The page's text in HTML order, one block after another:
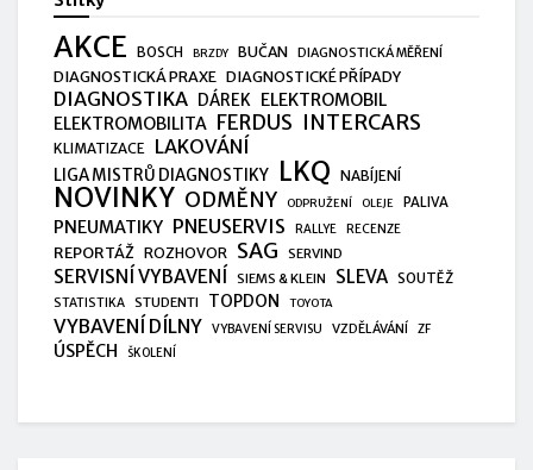
AKCE BOSCH BRZDY BUČAN DIAGNOSTICKÁ MĚŘENÍ
DIAGNOSTICKÁ PRAXE DIAGNOSTICKÉ PŘÍPADY
DIAGNOSTIKA DÁREK ELEKTROMOBIL
ELEKTROMOBILITA FERDUS INTERCARS
KLIMATIZACE LAKOVÁNÍ
LIGA MISTRŮ DIAGNOSTIKY LKQ NABÍJENÍ
NOVINKY ODMĚNY ODPRUŽENÍ OLEJE PALIVA
PNEUMATIKY PNEUSERVIS RALLYE RECENZE
REPORTÁŽ ROZHOVOR SAG SERVIND
SERVISNÍ VYBAVENÍ SIEMS & KLEIN SLEVA SOUTĚŽ
STATISTIKA STUDENTI TOPDON TOYOTA
VYBAVENÍ DÍLNY VYBAVENÍ SERVISU VZDĚLÁVÁNÍ ZF
ÚSPĚCH ŠKOLENÍ